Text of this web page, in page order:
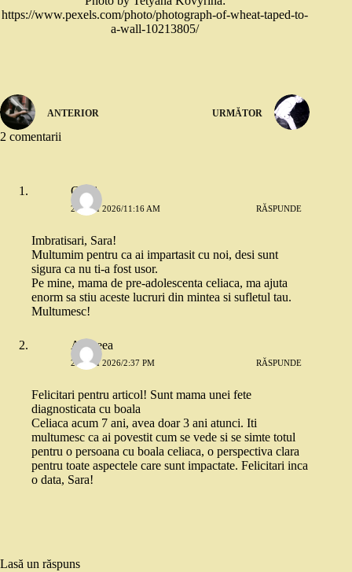
https://www.pexels.com/photo/photograph-of-wheat-taped-to-
a-wall-10213805/
ANTERIOR URMĂTOR
2 comentarii
Cami
28 MAI 2026/11:16 AM RĂSPUNDE
Imbratisari, Sara!
Multumim pentru ca ai impartasit cu noi, desi sunt
sigura ca nu ti-a fost usor.
Pe mine, mama de pre-adolescenta celiaca, ma ajuta
enorm sa stiu aceste lucruri din mintea si sufletul tau.
Multumesc!
Andreea
28 MAI 2026/2:37 PM RĂSPUNDE
Felicitari pentru articol! Sunt mama unei fete
diagnosticata cu boala
Celiaca acum 7 ani, avea doar 3 ani atunci. Iti
multumesc ca ai povestit cum se vede si se simte totul
pentru o persoana cu boala celiaca, o perspectiva clara
pentru toate aspectele care sunt impactate. Felicitari inca
o data, Sara!
Lasă un răspuns